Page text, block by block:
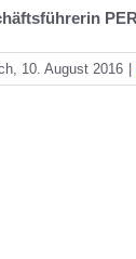
10. August 2016